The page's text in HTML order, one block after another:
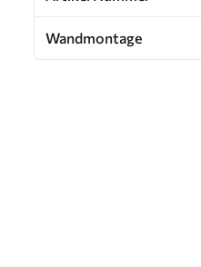
Wandmontage